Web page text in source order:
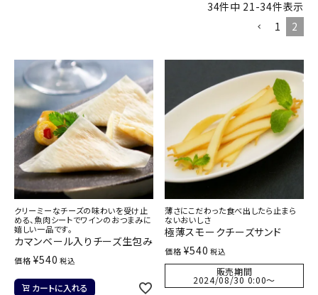
お問い合わせ
ご利用ガイド
直営店
34件中 21 -34件表示
1
2
クリーミーなチーズの味わいを受け止
める、魚肉シートでワインのおつまみに
嬉しい一品です。
カマンベール入りチーズ生包み
価格 ¥540 税込
カートに入れる
薄さにこだわった食べ出したら止まら
ないおいしさ
極薄スモークチーズサンド
価格 ¥540 税込
販売期間
2024/08/30 0:00〜